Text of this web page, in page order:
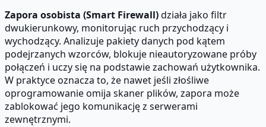
Zapora osobista (Smart Firewall)działa jako filtr
dwukierunkowy, monitorując ruch przychodzący i
wychodzący. Analizuje pakiety danych pod kątem
podejrzanych wzorców, blokuje nieautoryzowane próby
połączeń i uczy się na podstawie zachowań użytkownika.
W praktyce oznacza to, że nawet jeśli złośliwe
oprogramowanie omija skaner plików, zapora może
zablokować jego komunikację z serwerami
zewnętrznymi.